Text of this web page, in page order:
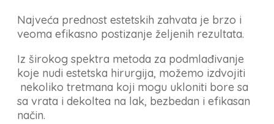
Najveća prednost estetskih zahvata je brzo i
veoma efikasno postizanje željenih rezultata.
Iz širokog spektra metoda za podmlađivanje
koje nudi estetska hirurgija, možemo izdvojiti
nekoliko tretmana koji mogu ukloniti bore sa
sa vrata i dekoltea na lak, bezbedan i efikasan
način.